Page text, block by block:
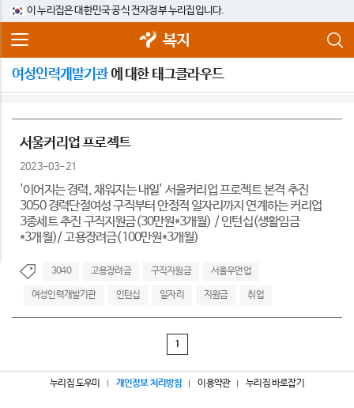
이 누리집은 대한민국 공식 전자정부 누리집입니다.
복지
여성인력개발기관에 대한 태그클라우드
서울커리업 프로젝트
2023-03-21
'이어지는 경력, 채워지는 내일' 서울커리업 프로젝트 본격 추진
3050 경력단절여성 구직부터 안정적 일자리까지 연계하는 커리업
3종세트 추진 구직지원금(30만원*3개월) / 인턴십(생활임금
*3개월)/ 고용장려금(100만원*3개월)
3040 고용장려금 구직지원금 서울우먼업
여성인력개발기관 인턴십 일자리 지원금 취업
1
누리집 도우미 개인정보 처리방침 이용약관 누리집 바로잡기